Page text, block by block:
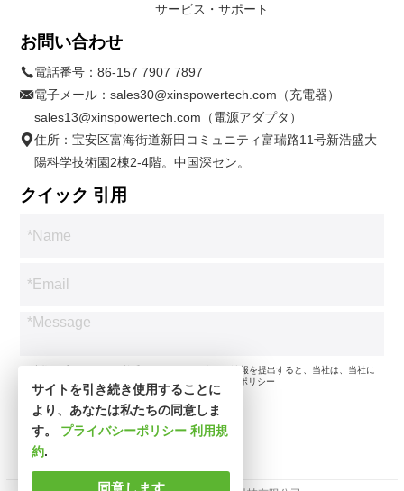
サービス・サポート
お問い合わせ
電話番号：86-157 7907 7897
電子メール：sales30@xinspowertech.com（充電器）
sales13@xinspowertech.com（電源アダプタ）
住所：宝安区富海街道新田コミュニティ富瑞路11号新浩盛大
陽科学技術園2棟2-4階。中国深セン。
クイック 引用
*お客様のプライバシーを尊重します。お問い合わせ情報を提出すると、当社は、当社に
従ってお問い合わせのみに同意します。
プライバシーポリシー
サイトを引き続き使用することに
より、あなたは私たちの同意しま
す。 プライバシーポリシー 利用規
約.
同意します